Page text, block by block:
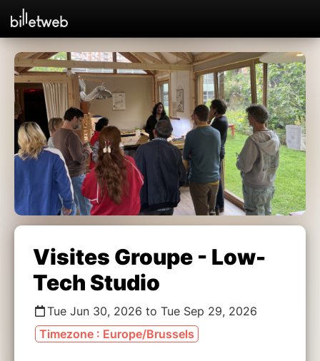
Visites Groupe - Low-
Tech Studio
Tue Jun 30, 2026 to Tue Sep 29, 2026
Timezone : Europe/Brussels